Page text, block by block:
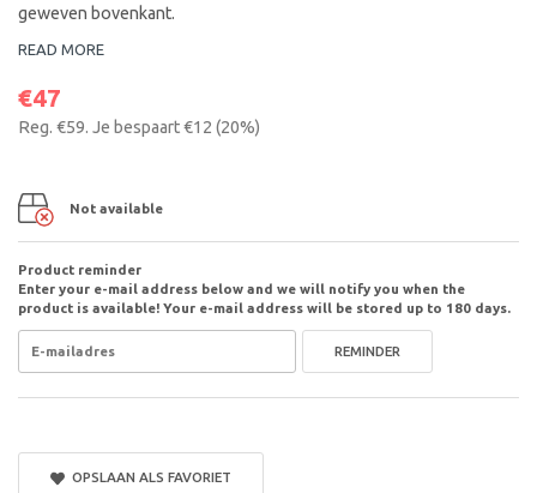
geweven bovenkant.
READ MORE
€47
Reg. €59. Je bespaart€12 (20%)
Not available
Product reminder
Enter your e-mail address below and we will notify you when the
product is available! Your e-mail address will be stored up to 180 days.
REMINDER
OPSLAAN ALS FAVORIET